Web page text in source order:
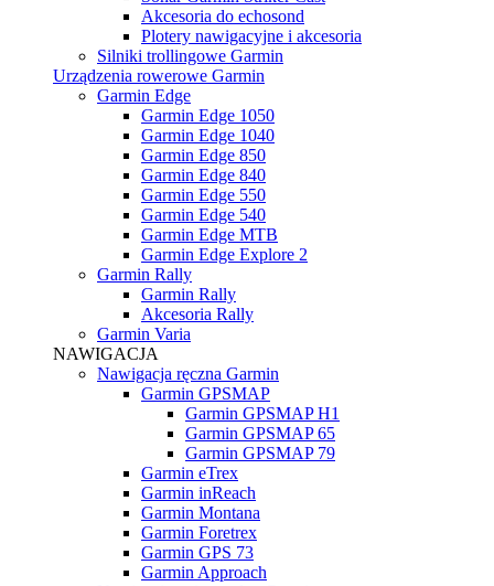
Akcesoria do echosond
Plotery nawigacyjne i akcesoria
Silniki trollingowe Garmin
Urządzenia rowerowe Garmin
Garmin Edge
Garmin Edge 1050
Garmin Edge 1040
Garmin Edge 850
Garmin Edge 840
Garmin Edge 550
Garmin Edge 540
Garmin Edge MTB
Garmin Edge Explore 2
Garmin Rally
Garmin Rally
Akcesoria Rally
Garmin Varia
NAWIGACJA
Nawigacja ręczna Garmin
Garmin GPSMAP
Garmin GPSMAP H1
Garmin GPSMAP 65
Garmin GPSMAP 79
Garmin eTrex
Garmin inReach
Garmin Montana
Garmin Foretrex
Garmin GPS 73
Garmin Approach